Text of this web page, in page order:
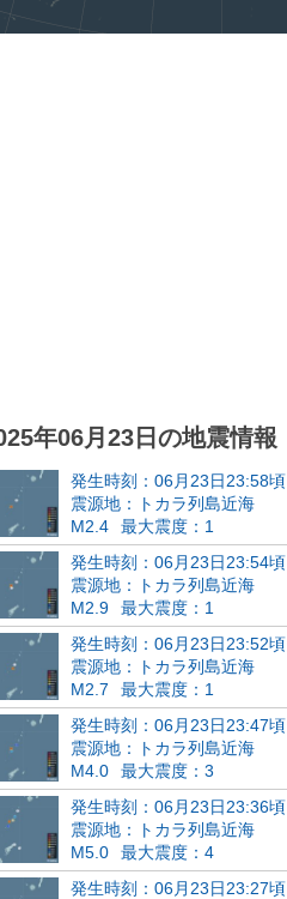
年06月23日の地震情報
発生時刻：06月23日23:58頃
震源地：トカラ列島近海
M2.4
最大震度：1
発生時刻：06月23日23:54頃
震源地：トカラ列島近海
M2.9
最大震度：1
発生時刻：06月23日23:52頃
震源地：トカラ列島近海
M2.7
最大震度：1
発生時刻：06月23日23:47頃
震源地：トカラ列島近海
M4.0
最大震度：3
発生時刻：06月23日23:36頃
震源地：トカラ列島近海
M5.0
最大震度：4
発生時刻：06月23日23:27頃